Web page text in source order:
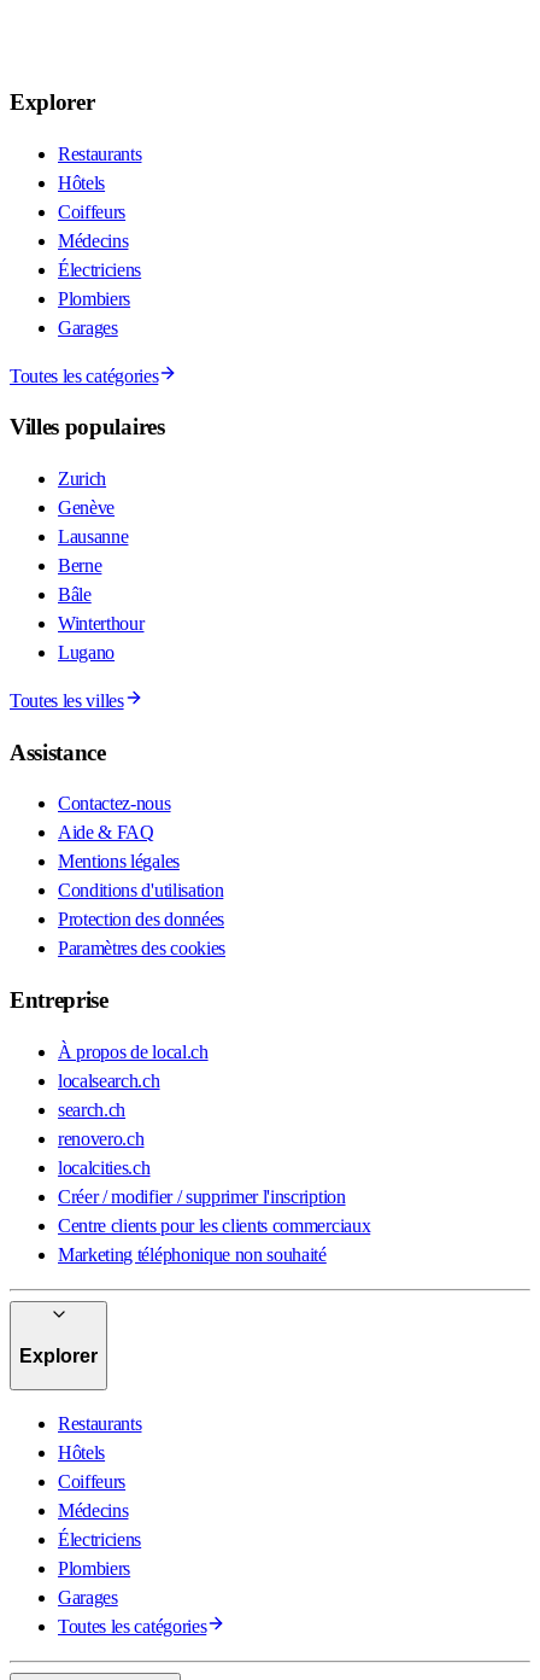
Explorer
Restaurants
Hôtels
Coiffeurs
Médecins
Électriciens
Plombiers
Garages
Toutes les catégories
Villes populaires
Zurich
Genève
Lausanne
Berne
Bâle
Winterthour
Lugano
Toutes les villes
Assistance
Contactez-nous
Aide & FAQ
Mentions légales
Conditions d'utilisation
Protection des données
Paramètres des cookies
Entreprise
À propos de local.ch
localsearch.ch
search.ch
renovero.ch
localcities.ch
Créer / modifier / supprimer l'inscription
Centre clients pour les clients commerciaux
Marketing téléphonique non souhaité
Explorer
Restaurants
Hôtels
Coiffeurs
Médecins
Électriciens
Plombiers
Garages
Toutes les catégories